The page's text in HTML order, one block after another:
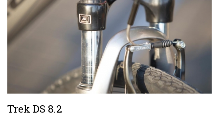
Trek DS 8.2